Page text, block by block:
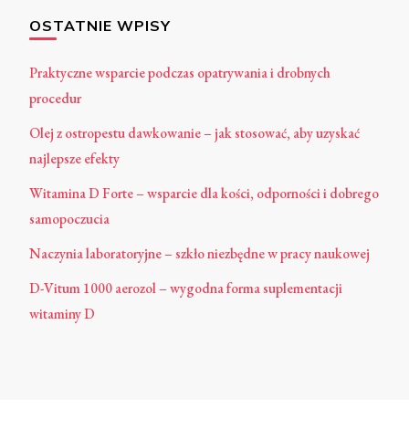
OSTATNIE WPISY
Praktyczne wsparcie podczas opatrywania i drobnych
procedur
Olej z ostropestu dawkowanie – jak stosować, aby uzyskać
najlepsze efekty
Witamina D Forte – wsparcie dla kości, odporności i dobrego
samopoczucia
Naczynia laboratoryjne – szkło niezbędne w pracy naukowej
D-Vitum 1000 aerozol – wygodna forma suplementacji
witaminy D